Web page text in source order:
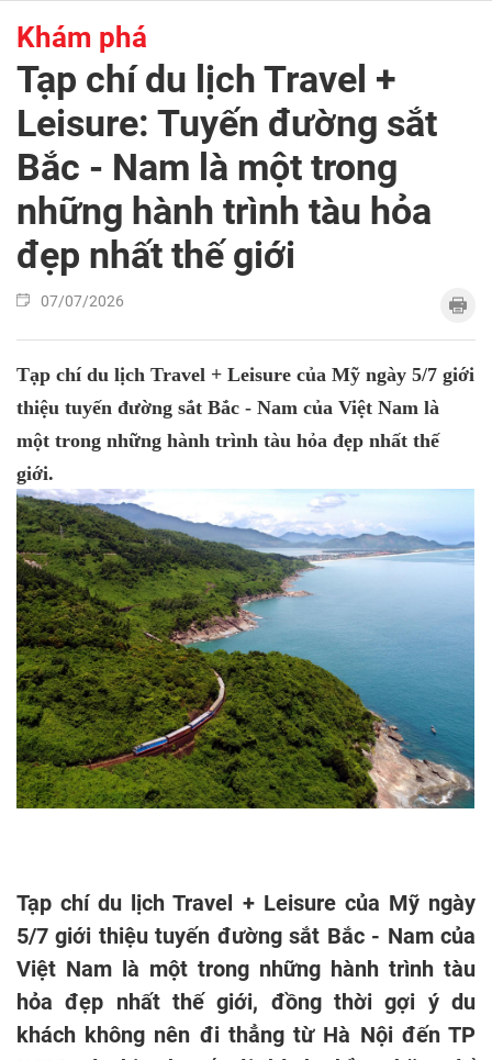
Khám phá
Tạp chí du lịch Travel +
Leisure: Tuyến đường sắt
Bắc - Nam là một trong
những hành trình tàu hỏa
đẹp nhất thế giới
07/07/2026
Tạp chí du lịch Travel + Leisure của Mỹ ngày 5/7 giới
thiệu tuyến đường sắt Bắc - Nam của Việt Nam là
một trong những hành trình tàu hỏa đẹp nhất thế
giới.
Tạp chí du lịch Travel + Leisure của Mỹ ngày
5/7 giới thiệu tuyến đường sắt Bắc - Nam của
Việt Nam là một trong những hành trình tàu
hỏa đẹp nhất thế giới, đồng thời gợi ý du
khách không nên đi thẳng từ Hà Nội đến TP